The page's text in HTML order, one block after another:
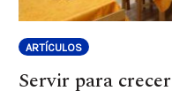
ARTÍCULOS
Servir para crecer